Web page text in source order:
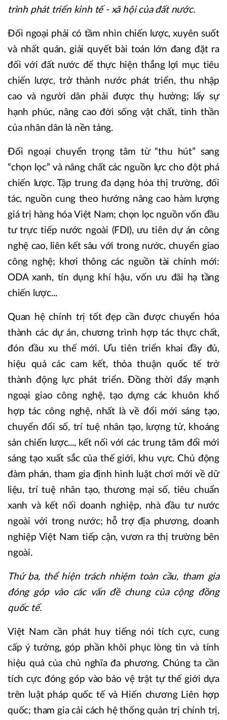
trình phát triển kinh tế - xã hội của đất nước.
Đối ngoại phải có tầm nhìn chiến lược, xuyên suốt
và nhất quán, giải quyết bài toán lớn đang đặt ra
đối với đất nước để thực hiện thắng lợi mục tiêu
chiến lược, trở thành nước phát triển, thu nhập
cao và người dân phải được thụ hưởng; lấy sự
hạnh phúc, nâng cao đời sống vật chất, tinh thần
của nhân dân là nền tảng.
Đối ngoại chuyển trọng tâm từ “thu hút” sang
“chọn lọc” và nâng chất các nguồn lực cho đột phá
chiến lược. Tập trung đa dạng hóa thị trường, đối
tác, nguồn cung theo hướng nâng cao hàm lượng
giá trị hàng hóa Việt Nam; chọn lọc nguồn vốn đầu
tư trực tiếp nước ngoài (FDI), ưu tiên dự án công
nghệ cao, liên kết sâu với trong nước, chuyển giao
công nghệ; khơi thông các nguồn tài chính mới:
ODA xanh, tín dụng khí hậu, vốn ưu đãi hạ tầng
chiến lược...
Quan hệ chính trị tốt đẹp cần được chuyển hóa
thành các dự án, chương trình hợp tác thực chất,
đón đầu xu thế mới. Ưu tiên triển khai đầy đủ,
hiệu quả các cam kết, thỏa thuận quốc tế trở
thành động lực phát triển. Đồng thời đẩy mạnh
ngoại giao công nghệ, tạo dựng các khuôn khổ
hợp tác công nghệ, nhất là về đổi mới sáng tạo,
chuyển đổi số, trí tuệ nhân tạo, lượng tử, khoáng
sản chiến lược..., kết nối với các trung tâm đổi mới
sáng tạo xuất sắc của thế giới, khu vực. Chủ động
đàm phán, tham gia định hình luật chơi mới về dữ
liệu, trí tuệ nhân tạo, thương mại số, tiêu chuẩn
xanh và kết nối doanh nghiệp, nhà đầu tư nước
ngoài với trong nước; hỗ trợ địa phương, doanh
nghiệp Việt Nam tiếp cận, vươn ra thị trường bên
ngoài.
Thứ ba, thể hiện trách nhiệm toàn cầu, tham gia
đóng góp vào các vấn đề chung của cộng đồng
quốc tế.
Việt Nam cần phát huy tiếng nói tích cực, cung
cấp ý tưởng, góp phần khôi phục lòng tin và tính
hiệu quả của chủ nghĩa đa phương. Chúng ta cần
tích cực đóng góp vào bảo vệ trật tự thế giới dựa
trên luật pháp quốc tế và Hiến chương Liên hợp
quốc; tham gia cải cách hệ thống quản trị chính trị,